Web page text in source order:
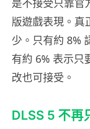
是不接受只靠官
版遊戲表現。真
少。只有約 8%
有約 6% 表示只
改也可接受。
DLSS 5 不再